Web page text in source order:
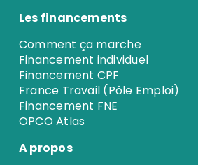
Les financements
Comment ça marche
Financement individuel
Financement CPF
France Travail (Pôle Emploi)
Financement FNE
OPCO Atlas
A propos